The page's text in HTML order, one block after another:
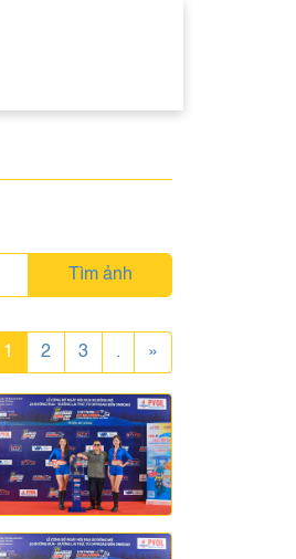
Tìm ảnh
1 2 3 . »